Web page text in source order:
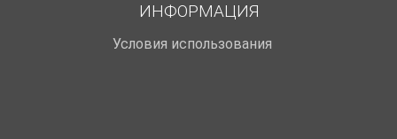
ИНФОРМАЦИЯ
Условия использования